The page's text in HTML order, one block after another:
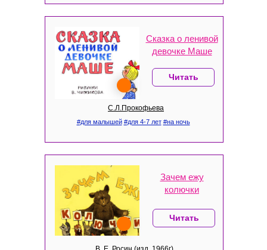
Зачем ежу
колючки
Читать
Сказка о ленивой
девочке Маше
С.Л.Прокофьева
Читать
#для малышей #для 4-7 лет #на ночь